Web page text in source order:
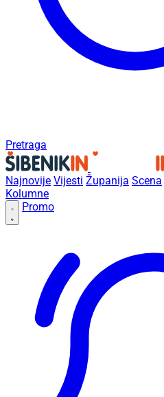
Pretraga
Najnovije Vijesti Županija Scena
Kolumne
Promo